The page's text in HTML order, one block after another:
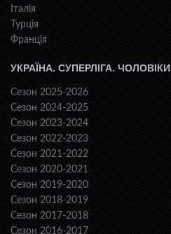
Італія
Турція
Франція
УКРАЇНА. СУПЕРЛІГА. ЧОЛОВІКИ
Сезон 2025-2026
Сезон 2024-2025
Сезон 2023-2024
Сезон 2022-2023
Сезон 2021-2022
Сезон 2020-2021
Сезон 2019-2020
Сезон 2018-2019
Сезон 2017-2018
Сезон 2016-2017